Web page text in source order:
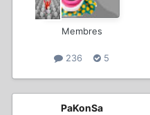
Membres
236 5
PaKonSa